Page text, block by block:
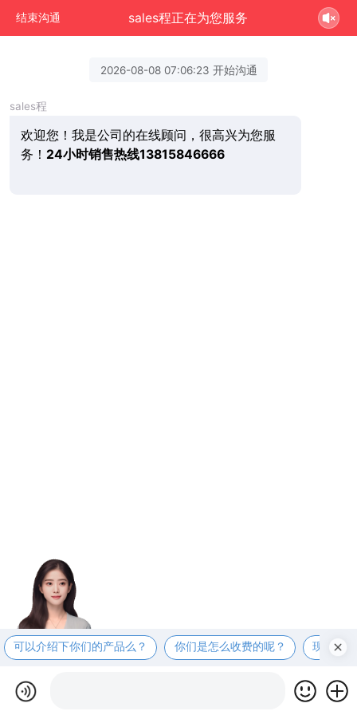
结束沟通 sales程正在为您服务
2026-08-08 07:06:23 开始沟通
sales程
欢迎您！我是公司的在线顾问，很高兴为您服
务！ 24小时销售热线13815846666
可以介绍下你们的产品么？ 你们是怎么收费的呢？ 现在有